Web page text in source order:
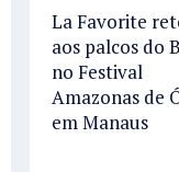
La Favorite
aos palcos do
no Festival
Amazonas de
em Manaus